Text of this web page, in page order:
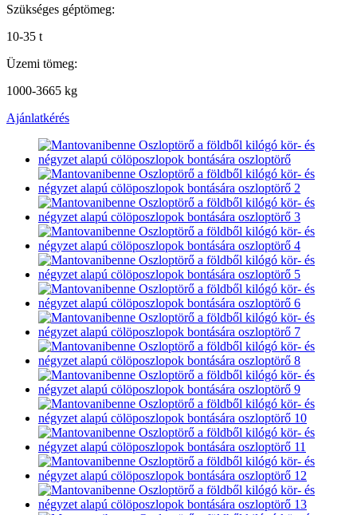
Szükséges géptömeg:
10-35 t
Üzemi tömeg:
1000-3665 kg
Ajánlatkérés